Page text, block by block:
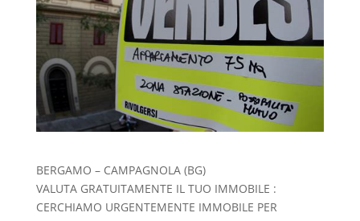
BERGAMO – CAMPAGNOLA (BG)
VALUTA GRATUITAMENTE IL TUO IMMOBILE :
CERCHIAMO URGENTEMENTE IMMOBILE PER